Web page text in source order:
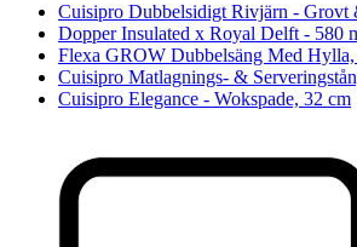
Cuisipro Dubbelsidigt Rivjärn - Grovt
Dopper Insulated x Royal Delft - 580
Flexa GROW Dubbelsäng Med
Cuisipro Matlagnings- &
Cuisipro Elegance - Wokspade, 32 cm